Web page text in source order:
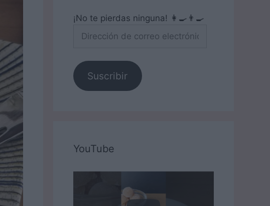
¡No te pierdas ninguna! 👩‍🍳👨‍🍳
de
electrónico
Suscribir
YouTube